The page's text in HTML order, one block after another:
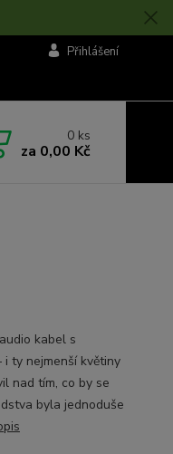
Přihlášení
0 ks
za 0,00 Kč
kabel s
i ty nejmenší květiny
nad tím, co by se
byla jednoduše